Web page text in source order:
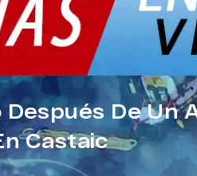
Después De Un
Castaic